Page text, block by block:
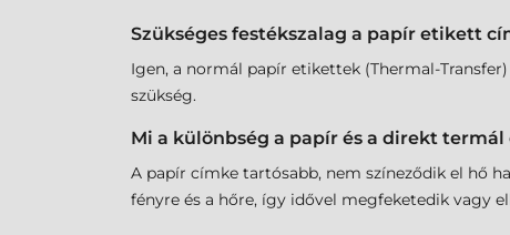
Szükséges festékszalag a papír etikett
Igen, a normál papír etikettek (Thermal-
szükség.
Mi a különbség a papír és a direkt
A papír címke tartósabb, nem színeződik el hő
fényre és a hőre, így idővel megfeketedik vagy